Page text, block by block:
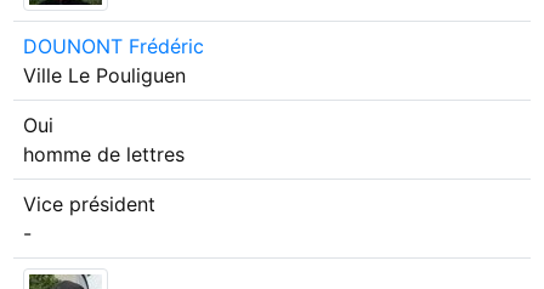
DOUNONT Frédéric
Ville Le Pouliguen
Oui
homme de lettres
Vice président
-